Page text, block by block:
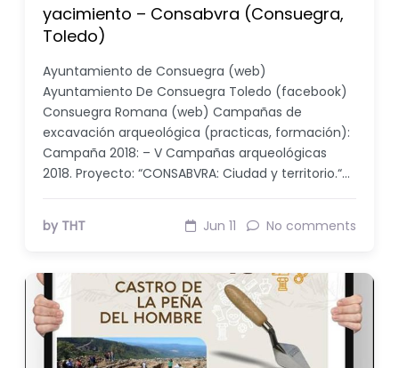
yacimiento – Consabvra (Consuegra,
Toledo)
Ayuntamiento de Consuegra (web)
Ayuntamiento De Consuegra Toledo (facebook)
Consuegra Romana (web) Campañas de
excavación arqueológica (practicas, formación):
Campaña 2018: – V Campañas arqueológicas
2018. Proyecto: “CONSABVRA: Ciudad y territorio.“…
by THT Jun 11 No comments